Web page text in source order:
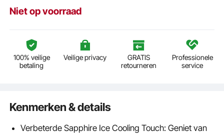
Niet op voorraad
100% veilige
betaling
Veilige privacy
GRATIS
retourneren
Professionele
service
Kenmerken & details
Verbeterde Sapphire Ice Cooling Touch: Geniet van